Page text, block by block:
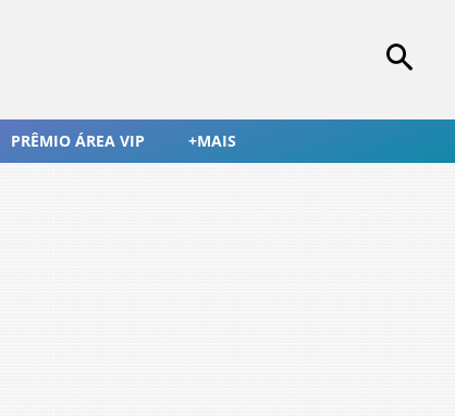
PRÊMIO ÁREA VIP +MAIS